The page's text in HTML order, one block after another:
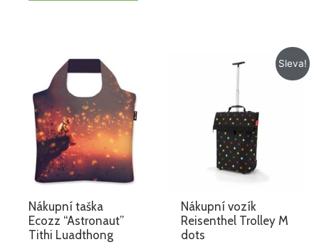
Nákupní taška
Ecozz “Astronaut”
Tithi Luadthong
Sleva!
Nákupní vozík
Reisenthel Trolley M
dots
cena
995 Kč.
Aktuální
cena